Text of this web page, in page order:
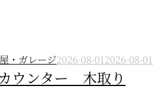
・ガレージ2026-08-012026-08-01
ウンター 木取り